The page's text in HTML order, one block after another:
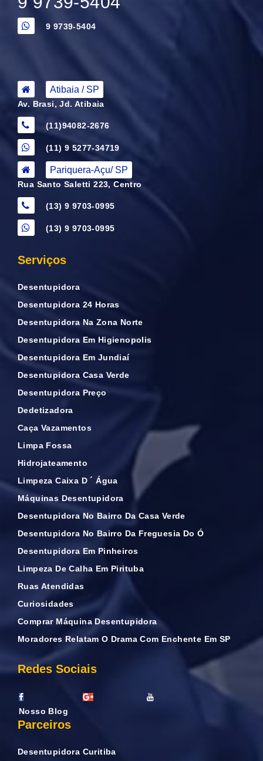
9 9739-5404
Atibaia / SP
Av. Brasi, Jd. Atibaia
(11)94082-2676
(11) 9 5277-34719
Pariquera-Açu/ SP
Rua Santo Saletti 223, Centro
(13) 9 9703-0995
(13) 9 9703-0995
Serviços
Desentupidora
Desentupidora 24 Horas
Desentupidora Na Zona Norte
Desentupidora Em Higienopolis
Desentupidora Em Jundiaí
Desentupidora Casa Verde
Desentupidora Preço
Dedetizadora
Caça Vazamentos
Limpa Fossa
Hidrojateamento
Limpeza Caixa D ´ Água
Máquinas Desentupidora
Desentupidora No Bairro Da Casa Verde
Desentupidora No Bairro Da Freguesia Do Ó
Desentupidora Em Pinheiros
Limpeza De Calha Em Pirituba
Ruas Atendidas
Curiosidades
Comprar Máquina Desentupidora
Moradores Relatam O Drama Com Enchente Em SP
Redes Sociais
Nosso Blog
Parceiros
Desentupidora Curitiba